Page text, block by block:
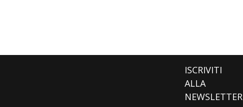
ISCRIVITI
ALLA
NEWSLETTER